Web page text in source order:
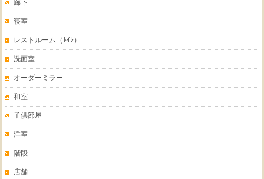
廊下
寝室
レストルーム（ﾄｲﾚ）
洗面室
オーダーミラー
和室
子供部屋
洋室
階段
店舗